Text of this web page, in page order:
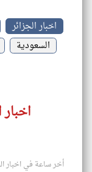
اخبار الجزائر
السعودية
أخر ساعة في اخبار